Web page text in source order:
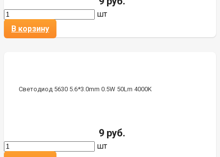
шт
В корзину
Светодиод 5630 5.6*3.0mm 0.5W 50Lm 4000K
9 руб.
шт